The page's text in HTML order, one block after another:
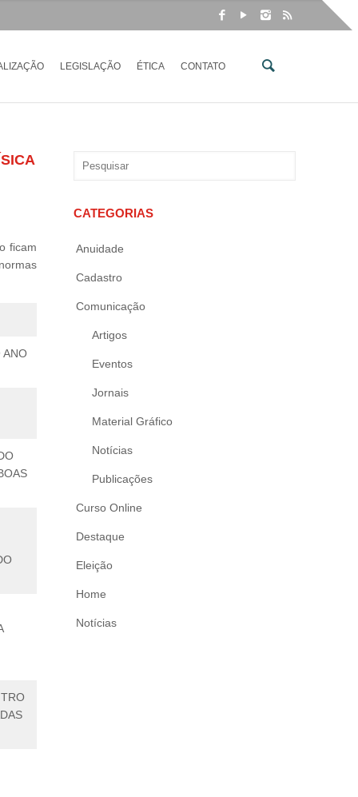
LEGISLAÇÃO ÉTICA CONTATO
ficam
ANO
CATEGORIAS
Anuidade
Cadastro
Comunicação
Artigos
Eventos
Jornais
Material Gráfico
Notícias
Publicações
Curso Online
Destaque
Eleição
Home
Notícias